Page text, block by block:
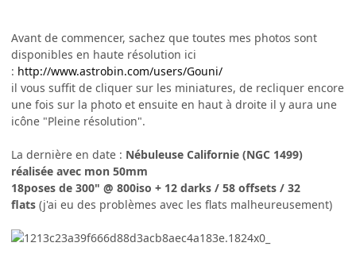
Avant de commencer, sachez que toutes mes photos sont
disponibles en haute résolution ici
: http://www.astrobin.com/users/Gouni/
il vous suffit de cliquer sur les miniatures, de recliquer encore
une fois sur la photo et ensuite en haut à droite il y aura une
icône "Pleine résolution".
La dernière en date : Nébuleuse Californie (NGC 1499)
réalisée avec mon 50mm
18poses de 300" @ 800iso + 12 darks / 58 offsets / 32
flats (j'ai eu des problèmes avec les flats malheureusement)